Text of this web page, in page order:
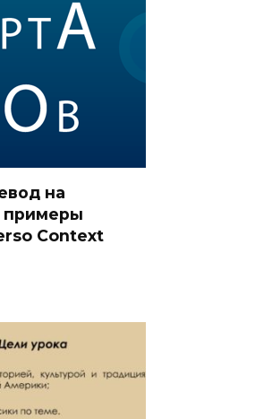
на
примеры
Context